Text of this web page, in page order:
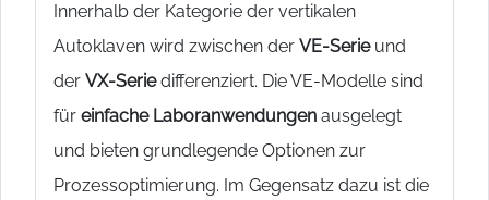
Innerhalb der Kategorie der vertikalen
Autoklaven wird zwischen der VE-Serieund
der VX-Seriedifferenziert. Die VE-Modelle sind
für einfache Laboranwendungen ausgelegt
und bieten grundlegende Optionen zur
Prozessoptimierung. Im Gegensatz dazu ist die